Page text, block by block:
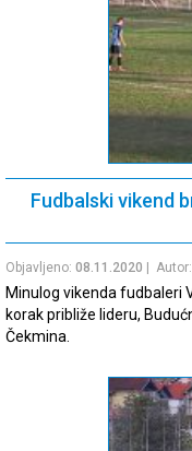
Fudbalski vikend
Objavljeno: 08.11.2020 | Autor:
Minulog vikenda fudbaleri
korak približe lideru,
Čekmina.